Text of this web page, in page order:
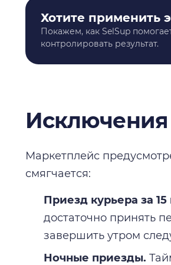
Хотите применить
Покажем, как SelSup
контролировать результат.
Исключения
Маркетплейс
смягчается:
Приезд курьера за
достаточно принять
завершить утром
Ночные приезды.